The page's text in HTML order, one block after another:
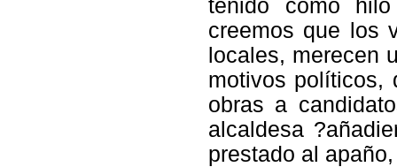
tenido como
creemos que los
locales, merecen
motivos políticos,
obras a
alcaldesa
prestado al